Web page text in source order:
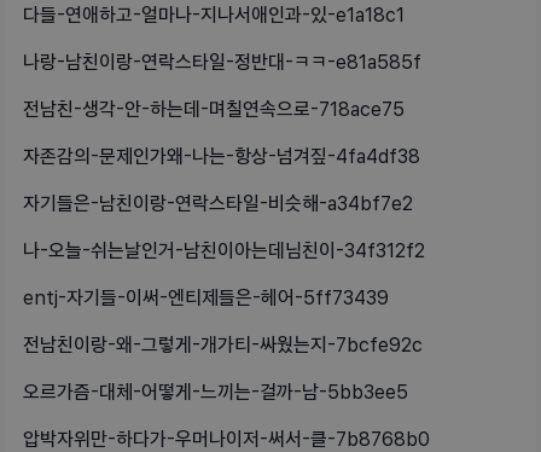
다들-연애하고-얼마나-지나서애인과-있-e1a18c1
나랑-남친이랑-연락스타일-정반대-ㅋㅋ-e81a585f
전남친-생각-안-하는데-며칠연속으로-718ace75
자존감의-문제인가왜-나는-항상-넘겨짚-4fa4df38
자기들은-남친이랑-연락스타일-비슷해-a34bf7e2
나-오늘-쉬는날인거-남친이아는데님친이-34f312f2
entj-자기들-이써-엔티제들은-헤어-5ff73439
전남친이랑-왜-그렇게-개가티-싸웠는지-7bcfe92c
오르가즘-대체-어떻게-느끼는-걸까-남-5bb3ee5
압박자위만-하다가-우머나이저-써서-클-7b8768b0